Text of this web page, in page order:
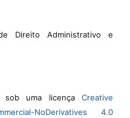
Direito Administrativo e
sob uma licença Creative
NoDerivatives 4.0